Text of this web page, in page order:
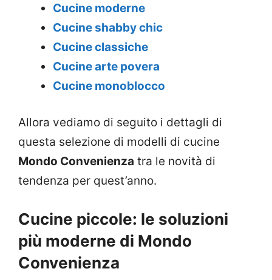
Cucine moderne
Cucine shabby chic
Cucine classiche
Cucine arte povera
Cucine monoblocco
Allora vediamo di seguito i dettagli di
questa selezione di modelli di cucine
Mondo Convenienza tra le novità di
tendenza per quest’anno.
Cucine piccole: le soluzioni
più moderne di Mondo
Convenienza